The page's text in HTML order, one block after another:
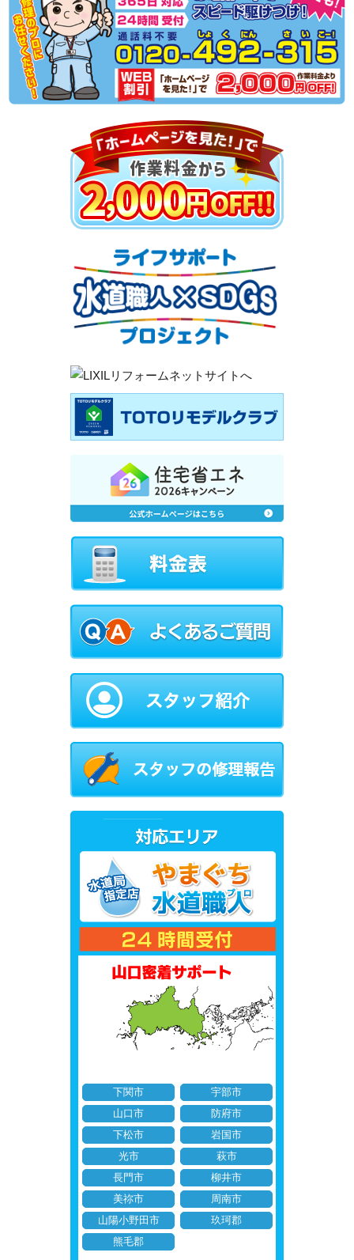
下関市
宇部市
山口市
防府市
下松市
岩国市
光市
萩市
長門市
柳井市
美祢市
周南市
山陽小野田市
玖珂郡
熊毛郡